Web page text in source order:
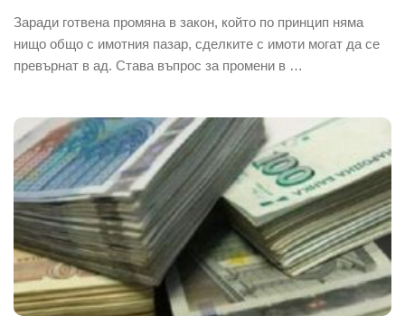
Заради готвена промяна в закон, който по принцип няма
нищо общо с имотния пазар, сделките с имоти могат да се
превърнат в ад. Става въпрос за промени в …